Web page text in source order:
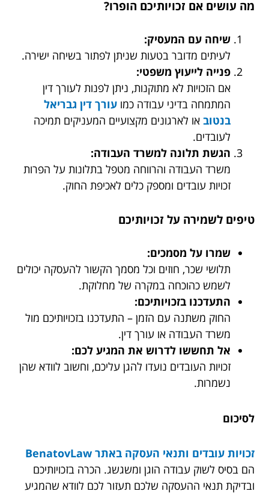
מה עושים אם זכויותיכם הופרו?
שיחה עם המעסיק:
לעיתים מדובר בטעות שניתן לפתור בשיחה ישירה.
פנייה לייעוץ משפטי:
אם הזכויות לא מתוקנות, ניתן לפנות לעורך דין
המתמחה בדיני עבודה כמו עורך דין גבריאל
בנטוב או לארגונים מקצועיים המעניקים תמיכה
לעובדים.
הגשת תלונה למשרד העבודה:
משרד העבודה והרווחה מטפל בתלונות על הפרות
זכויות עובדים ומספק כלים לאכיפת החוק.
טיפים לשמירה על זכויותיכם
שמרו על מסמכים:
תלושי שכר, חוזים וכל מסמך הקשור להעסקה יכולים
לשמש כהוכחה במקרה של מחלוקת.
התעדכנו בזכויותיכם:
החוק משתנה עם הזמן – התעדכנו בזכויותיכם מול
משרד העבודה או עורך דין.
אל תחששו לדרוש את המגיע לכם:
זכויות העובדים נועדו להגן עליכם, וחשוב לוודא שהן
נשמרות.
לסיכום
זכויות עובדים ותנאי העסקה באתר BenatovLaw
הם בסיס לשוק עבודה הוגן ומשגשג. הכרה בזכויותיכם
ובדיקת תנאי ההעסקה שלכם תעזור לכם לוודא שהמגיע